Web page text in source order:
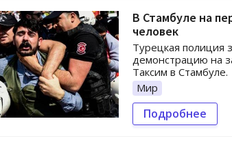
В Стамбуле на
человек
Турецкая полиция
демонстрацию на
Таксим в Стамбуле.
Мир
Подробнее